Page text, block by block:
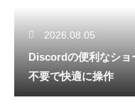
2026.08.05
Discordの便利なショ
不要で快適に操作